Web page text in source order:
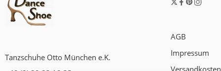
Tanzschuhe Otto München e.K.
AGB
Impressum